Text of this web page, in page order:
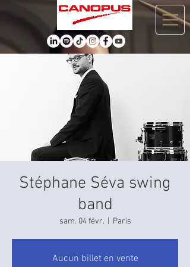
Stéphane Séva swing
band
sam. 04 févr.
  |
Paris
Aucun billet en vente